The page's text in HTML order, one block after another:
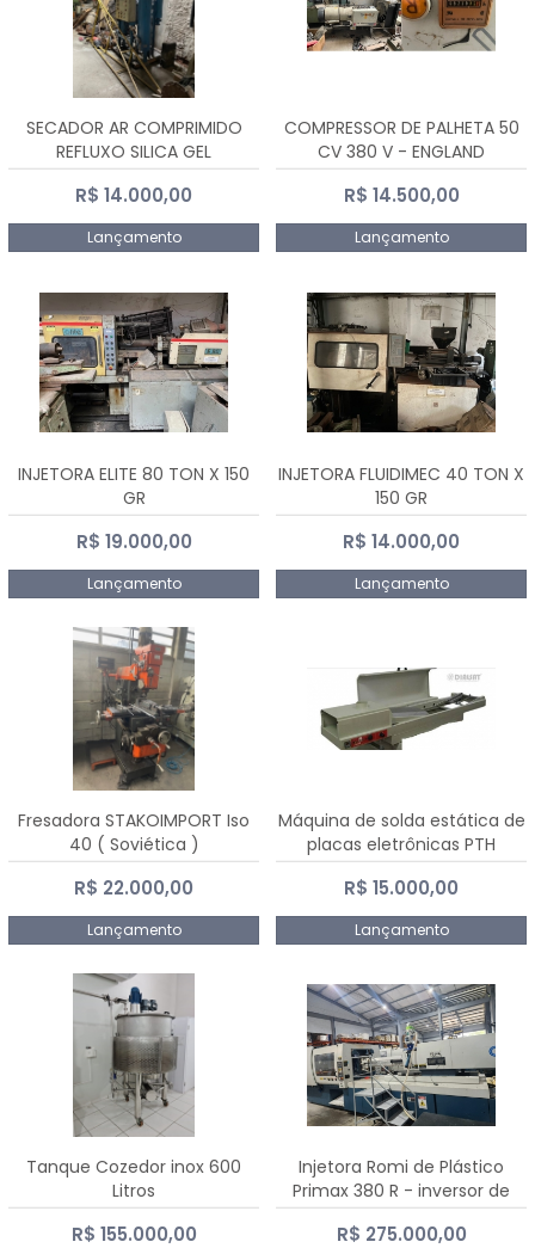
SECADOR AR COMPRIMIDO
REFLUXO SILICA GEL
R$ 14.000,00
Lançamento
COMPRESSOR DE PALHETA 50
CV 380 V - ENGLAND
R$ 14.500,00
Lançamento
INJETORA ELITE 80 TON X 150
GR
R$ 19.000,00
Lançamento
INJETORA FLUIDIMEC 40 TON X
150 GR
R$ 14.000,00
Lançamento
Fresadora STAKOIMPORT Iso
40 ( Soviética )
R$ 22.000,00
Lançamento
Máquina de solda estática de
placas eletrônicas PTH
DIALSAT
R$ 15.000,00
Lançamento
Tanque Cozedor inox 600
Litros
R$ 155.000,00
Injetora Romi de Plástico
Primax 380 R - inversor de
frequência NR 12 - 2008
R$ 275.000,00